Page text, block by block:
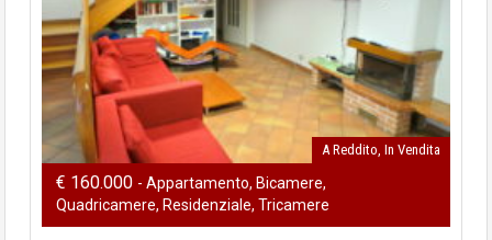
A Reddito, In Vendita
€ 160.000 - Appartamento, Bicamere,
Quadricamere, Residenziale, Tricamere